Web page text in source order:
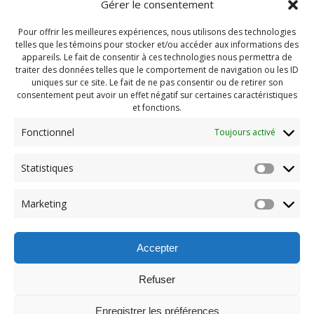
Gérer le consentement
Pour offrir les meilleures expériences, nous utilisons des technologies
telles que les témoins pour stocker et/ou accéder aux informations des
appareils. Le fait de consentir à ces technologies nous permettra de
traiter des données telles que le comportement de navigation ou les ID
uniques sur ce site. Le fait de ne pas consentir ou de retirer son
consentement peut avoir un effet négatif sur certaines caractéristiques
et fonctions.
Fonctionnel Toujours activé
Statistiques
Marketing
Accepter
Refuser
Enregistrer les préférences
Navigation
de
l'article
Previous:
post: